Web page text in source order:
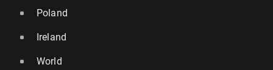
Poland
Ireland
World